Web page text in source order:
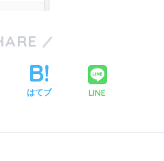
はてブ LINE